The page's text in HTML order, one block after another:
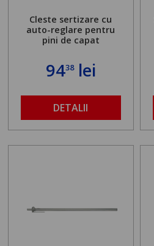
Cleste sertizare cu
auto-reglare pentru
pini de capat
9438lei
DETALII